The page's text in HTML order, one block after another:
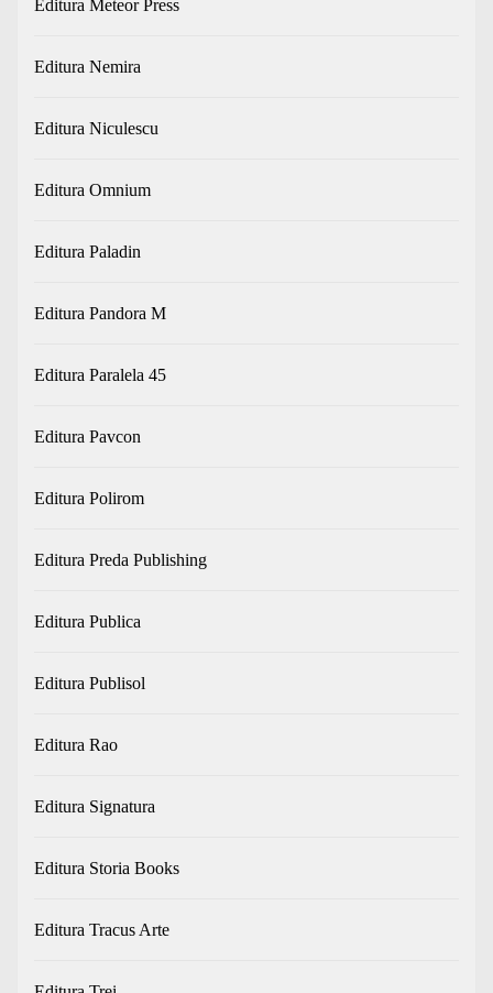
Editura Meteor Press
Editura Nemira
Editura Niculescu
Editura Omnium
Editura Paladin
Editura Pandora M
Editura Paralela 45
Editura Pavcon
Editura Polirom
Editura Preda Publishing
Editura Publica
Editura Publisol
Editura Rao
Editura Signatura
Editura Storia Books
Editura Tracus Arte